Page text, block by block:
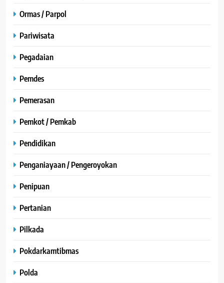
Ormas / Parpol
Pariwisata
Pegadaian
Pemdes
Pemerasan
Pemkot / Pemkab
Pendidikan
Penganiayaan / Pengeroyokan
Penipuan
Pertanian
Pilkada
Pokdarkamtibmas
Polda